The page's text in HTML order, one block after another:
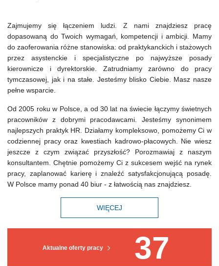
Aktualne oferty pracy 37
Zajmujemy się łączeniem ludzi. Z nami znajdziesz pracę
dopasowaną do Twoich wymagań, kompetencji i ambicji. Mamy
do zaoferowania różne stanowiska: od praktykanckich i stażowych
przez asystenckie i specjalistyczne po najwyższe posady
kierownicze i dyrektorskie. Zatrudniamy zarówno do pracy
tymczasowej, jak i na stałe. Jesteśmy blisko Ciebie. Masz nasze
pełne wsparcie.
Od 2005 roku w Polsce, a od 30 lat na świecie łączymy świetnych
pracowników z dobrymi pracodawcami. Jesteśmy synonimem
najlepszych praktyk HR. Działamy kompleksowo, pomożemy Ci w
codziennej pracy oraz kwestiach kadrowo-płacowych. Nie wiesz
jeszcze z czym związać przyszłość? Porozmawiaj z naszym
konsultantem. Chętnie pomożemy Ci z sukcesem wejść na rynek
pracy, zaplanować karierę i znaleźć satysfakcjonującą posadę.
W Polsce mamy ponad 40 biur - z łatwością nas znajdziesz.
WIĘCEJ